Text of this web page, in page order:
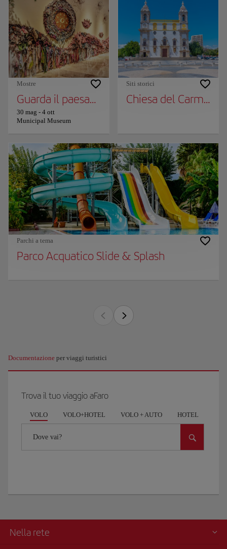
Mostre
Guarda il paesaggio - Attraverso le
30 mag - 4 ott
Municipal Museum
Siti storici
Chiesa del Carmine
Parchi a tema
Parco Acquatico Slide & Splash
Documentazione per viaggi turistici
Trova il tuo viaggio aFaro
VOLO VOLO+HOTEL VOLO + AUTO HOTEL
Dove vai?
Nella rete